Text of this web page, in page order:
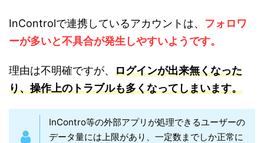
InControlで連携しているアカウントは、 フォロワ
ーが多いと不具合が発生しやすいようです。
理由は不明確ですが、 ログインが出来無くなった
り、操作上のトラブルも多くなってしまいます。
InContro等の外部アプリが処理できるユーザーの
データ量には上限があり、一定数までしか正常に